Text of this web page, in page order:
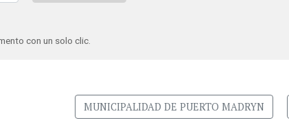
con un solo clic.
MUNICIPALIDAD DE PUERTO MADRYN